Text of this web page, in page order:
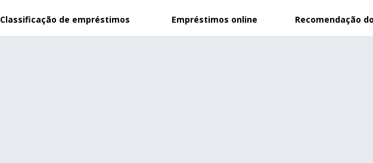
Classificação de empréstimos Empréstimos online Recomendação